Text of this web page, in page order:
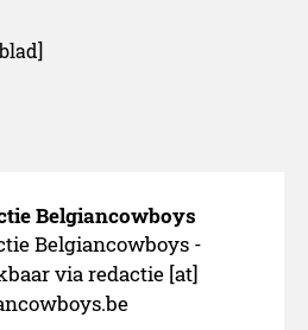
Belgiancowboys
Belgiancowboys -
via redactie [at]